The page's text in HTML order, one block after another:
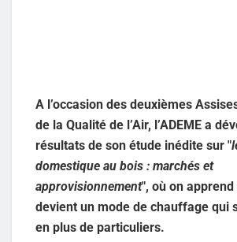
A l’occasion des deuxièmes
de la Qualité de l’Air, l’ADEME a
résultats de son étude inédite sur "
domestique au bois : marchés et
approvisionnement", où on
devient un mode de chauffage qui
en plus de particuliers.